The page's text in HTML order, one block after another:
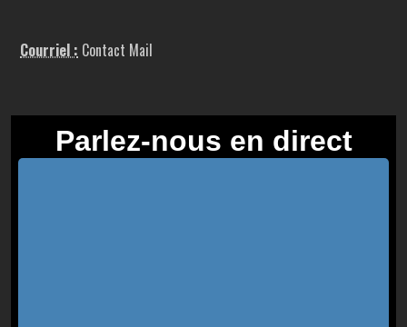
Courriel : Contact Mail